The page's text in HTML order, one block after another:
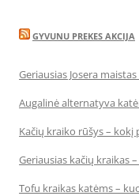
GYVUNU PREKES AKCIJA
Geriausias Josera
Augalinė alternatyva
Kačių kraiko rūšys –
Geriausias kačių kraikas
Tofu kraikas katėms –